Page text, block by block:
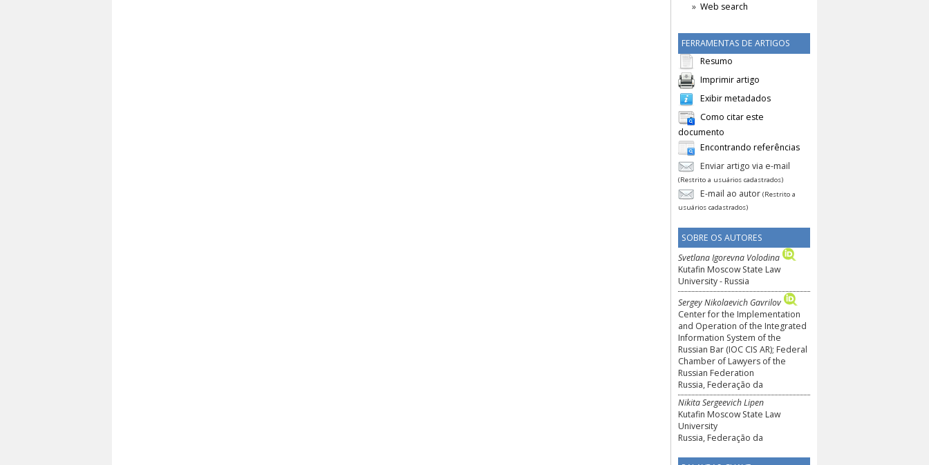
Web search
FERRAMENTAS DE ARTIGOS
Resumo
Imprimir artigo
Exibir metadados
Como citar este
documento
Encontrando referências
Enviar artigo via e-mail
(Restrito a usuários cadastrados)
E-mail ao autor (Restrito a
usuários cadastrados)
SOBRE OS AUTORES
Svetlana Igorevna Volodina
Kutafin Moscow State Law
University - Russia
Sergey Nikolaevich Gavrilov
Center for the Implementation
and Operation of the Integrated
Information System of the
Russian Bar (IOC CIS AR); Federal
Chamber of Lawyers of the
Russian Federation
Russia, Federação da
Nikita Sergeevich Lipen
Kutafin Moscow State Law
University
Russia, Federação da